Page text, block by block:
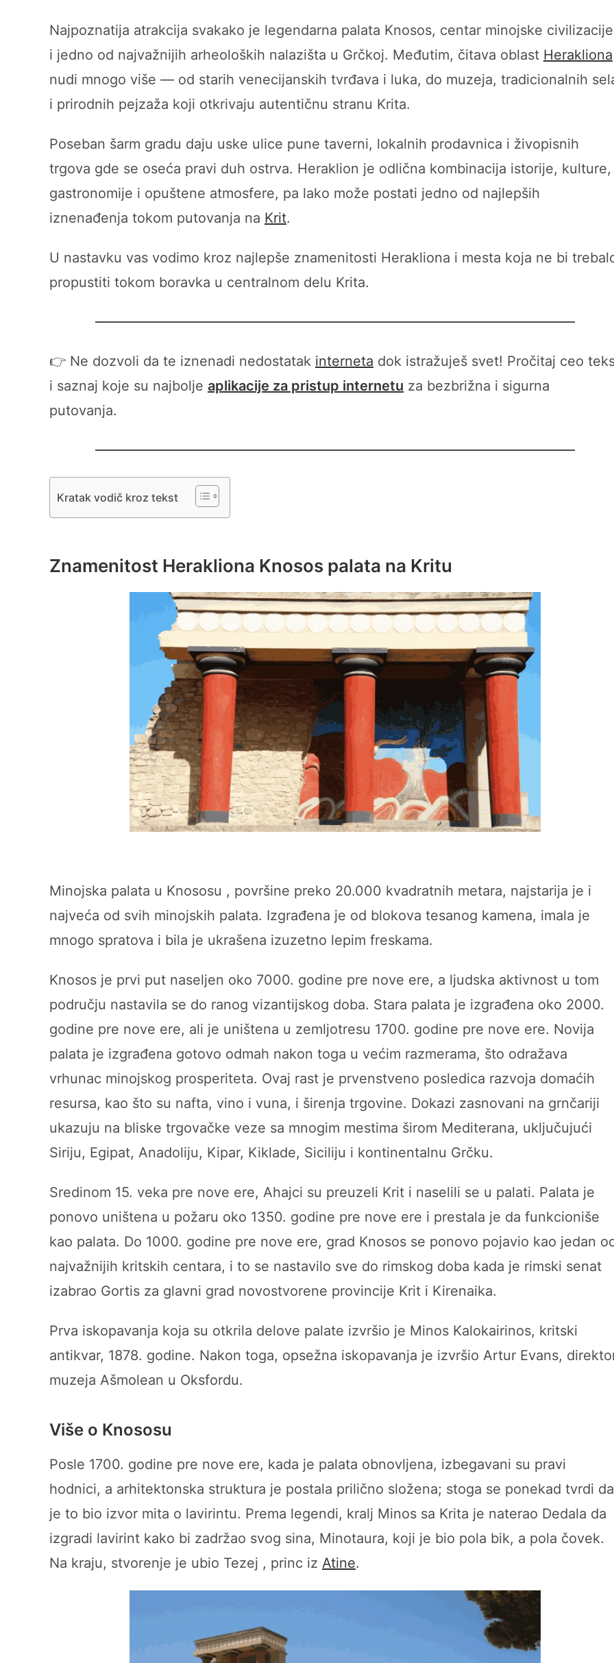
Najpoznatija atrakcija svakako je legendarna palata Knosos, centar minojske civilizacije
i jedno od najvažnijih arheoloških nalazišta u Grčkoj. Međutim, čitava oblast Herakliona
nudi mnogo više — od starih venecijanskih tvrđava i luka, do muzeja, tradicionalnih
i prirodnih pejzaža koji otkrivaju autentičnu stranu Krita.
Poseban šarm gradu daju uske ulice pune taverni, lokalnih prodavnica i živopisnih
trgova gde se oseća pravi duh ostrva. Heraklion je odlična kombinacija istorije, kulture,
gastronomije i opuštene atmosfere, pa lako može postati jedno od najlepših
iznenađenja tokom putovanja na Krit.
U nastavku vas vodimo kroz najlepše znamenitosti Herakliona i mesta koja ne bi
propustiti tokom boravka u centralnom delu Krita.
👉 Ne dozvoli da te iznenadi nedostatak interneta dok istražuješ svet! Pročitaj ceo
i saznaj koje su najbolje aplikacije za pristup internetu za bezbrižna i sigurna
putovanja.
Kratak vodič kroz tekst
Znamenitost Herakliona Knosos palata na Kritu
Minojska palata u Knososu , površine preko 20.000 kvadratnih metara, najstarija je i
najveća od svih minojskih palata. Izgrađena je od blokova tesanog kamena, imala je
mnogo spratova i bila je ukrašena izuzetno lepim freskama.
Knosos je prvi put naseljen oko 7000. godine pre nove ere, a ljudska aktivnost u tom
području nastavila se do ranog vizantijskog doba. Stara palata je izgrađena oko 2000.
godine pre nove ere, ali je uništena u zemljotresu 1700. godine pre nove ere. Novija
palata je izgrađena gotovo odmah nakon toga u većim razmerama, što odražava
vrhunac minojskog prosperiteta. Ovaj rast je prvenstveno posledica razvoja domaćih
resursa, kao što su nafta, vino i vuna, i širenja trgovine. Dokazi zasnovani na grnčariji
ukazuju na bliske trgovačke veze sa mnogim mestima širom Mediterana, uključujući
Siriju, Egipat, Anadoliju, Kipar, Kiklade, Siciliju i kontinentalnu Grčku.
Sredinom 15. veka pre nove ere, Ahajci su preuzeli Krit i naselili se u palati. Palata je
ponovo uništena u požaru oko 1350. godine pre nove ere i prestala je da funkcioniše
kao palata. Do 1000. godine pre nove ere, grad Knosos se ponovo pojavio kao jedan
najvažnijih kritskih centara, i to se nastavilo sve do rimskog doba kada je rimski senat
izabrao Gortis za glavni grad novostvorene provincije Krit i Kirenaika.
Prva iskopavanja koja su otkrila delove palate izvršio je Minos Kalokairinos, kritski
antikvar, 1878. godine. Nakon toga, opsežna iskopavanja je izvršio Artur Evans,
muzeja Ašmolean u Oksfordu.
Više o Knososu
Posle 1700. godine pre nove ere, kada je palata obnovljena, izbegavani su pravi
hodnici, a arhitektonska struktura je postala prilično složena; stoga se ponekad tvrdi da
je to bio izvor mita o lavirintu. Prema legendi, kralj Minos sa Krita je naterao Dedala da
izgradi lavirint kako bi zadržao svog sina, Minotaura, koji je bio pola bik, a pola čovek.
Na kraju, stvorenje je ubio Tezej , princ iz Atine.